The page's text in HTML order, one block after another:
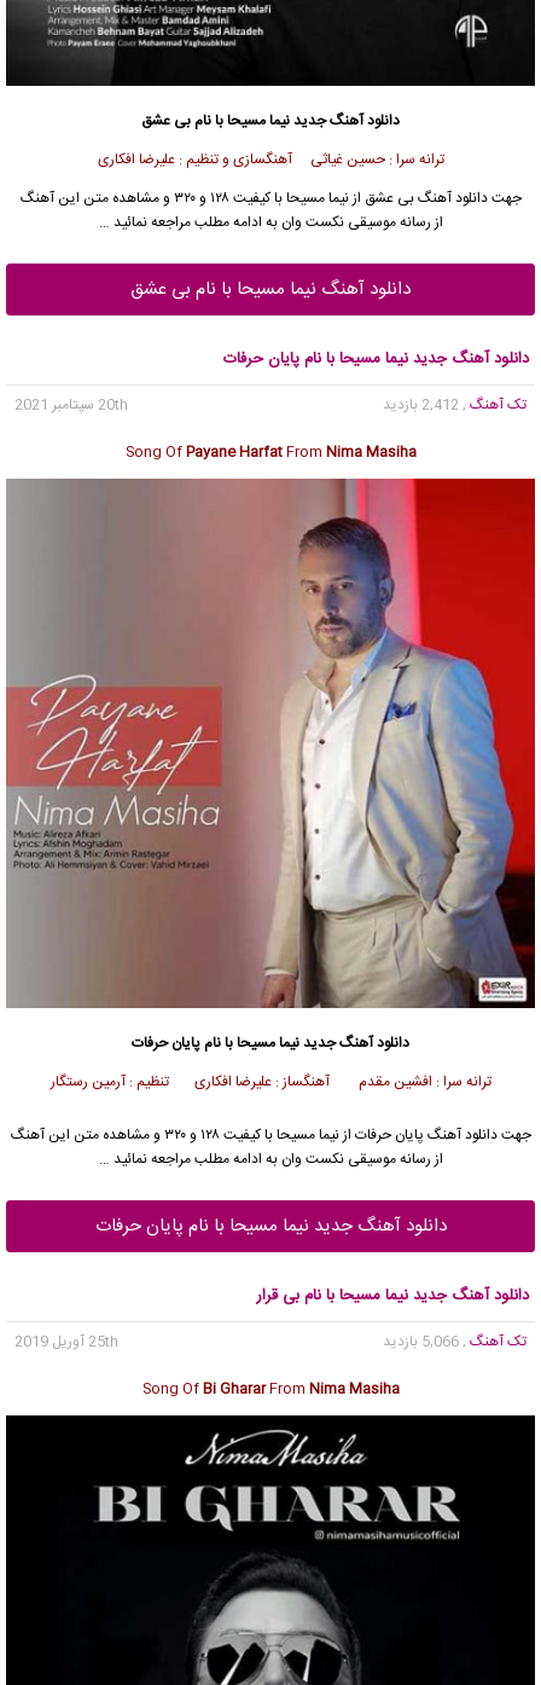
دانلود آهنگ جدیدنیما مسیحابا نام بی عشق
ترانه سرا : حسین غیاثی آهنگسازی و تنظیم : علیرضا افکاری
جهت دانلود آهنگ بی عشق ازنیما مسیحا
با کیفیت ۱۲۸ و ۳۲۰ و مشاهده متن این آهنگ
از رسانه موسیقی نکست وان به ادامه مطلب مراجعه نمائید …
دانلود آهنگ نیما مسیحا با نام بی عشق
دانلود آهنگ جدید نیما مسیحا با نام پایان حرفات
تک آهنگ , 2,412 بازدید
20th سپتامبر 2021
Song OfPayane HarfatFrom Nima Masiha
دانلود آهنگ جدیدنیما مسیحابا نام پایان حرفات
ترانه سرا : افشین مقدم آهنگساز : علیرضا افکاری تنظیم : آرمین رستگار
جهت دانلود آهنگ پایان حرفات ازنیما مسیحا
با کیفیت ۱۲۸ و ۳۲۰ و مشاهده متن این آهنگ
از رسانه موسیقی نکست وان به ادامه مطلب مراجعه نمائید …
دانلود آهنگ جدید نیما مسیحا با نام پایان حرفات
دانلود آهنگ جدید نیما مسیحا با نام بی قرار
تک آهنگ , 5,066 بازدید
25th آوریل 2019
Song OfBi GhararFrom Nima Masiha